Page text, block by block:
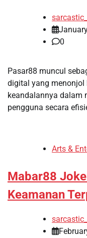
0
Pasar88 muncul
digital yang menonjol
keandalannya dalam
pengguna secara
Arts &
Mabar88
Keamanan